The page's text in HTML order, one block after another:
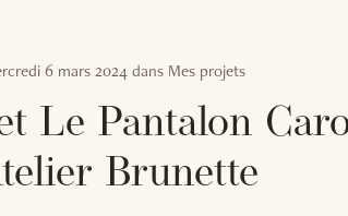
6 mars 2024dans Mes projets
Le Pantalon
Brunette